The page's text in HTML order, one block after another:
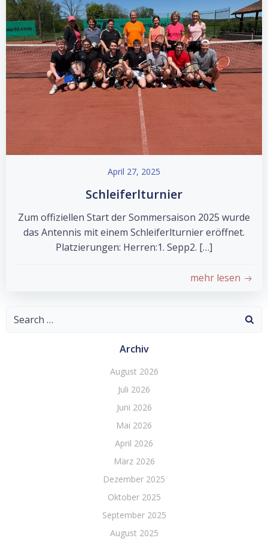
April 27, 2025
Schleiferlturnier
Zum offiziellen Start der Sommersaison 2025 wurde
das Antennis mit einem Schleiferlturnier eröffnet.
Platzierungen: Herren:1. Sepp2. […]
mehr lesen
Search
Archiv
August 2026
Juli 2026
Juni 2026
Mai 2026
April 2026
März 2026
Dezember 2025
Oktober 2025
September 2025
August 2025